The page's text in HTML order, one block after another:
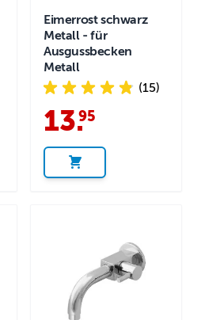
Eimerrost schwarz
Metall - für
Ausgussbecken
Metall
(15)
13.
95